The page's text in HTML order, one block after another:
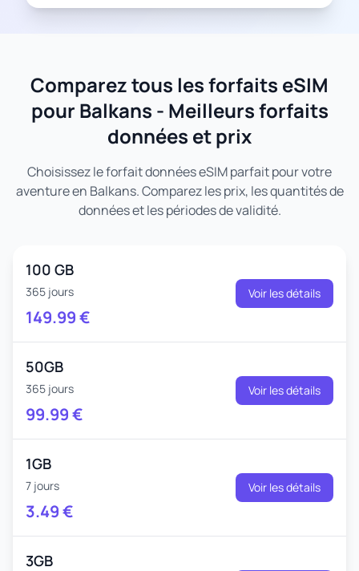
Comparez tous les forfaits eSIM
pour Balkans - Meilleurs forfaits
données et prix
Choisissez le forfait données eSIM parfait pour votre
aventure en Balkans. Comparez les prix, les quantités de
données et les périodes de validité.
100 GB
365 jours
149.99€
Voir les détails
50GB
365 jours
99.99€
Voir les détails
1GB
7 jours
3.49€
Voir les détails
3GB